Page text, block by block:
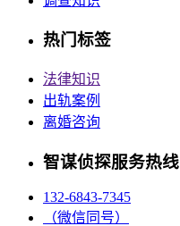
热门标签
法律知识
出轨案例
离婚咨询
智谋侦探服务热线
132-6843-7345
（微信同号）